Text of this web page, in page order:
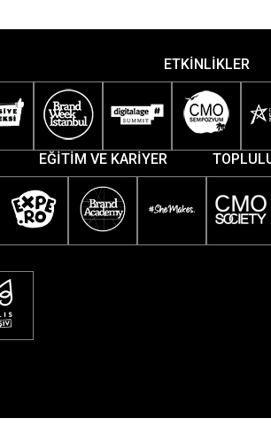
ETKİNLİKLER
EĞİTİM VE KARİYER